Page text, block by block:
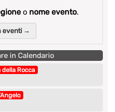
o nome evento.
eventi →
in Calendario
Rocca